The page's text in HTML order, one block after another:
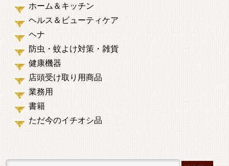
ホーム＆キッチン
ヘルス＆ビューティケア
ヘナ
防虫・蚊よけ対策・雑貨
健康機器
店頭受け取り用商品
業務用
書籍
ただ今のイチオシ品